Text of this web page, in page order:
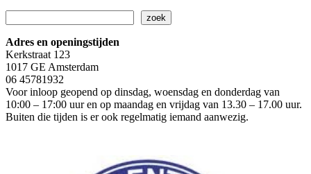
zoek
Adres en openingstijden
Kerkstraat 123
1017 GE Amsterdam
06 45781932
Voor inloop geopend op dinsdag, woensdag en donderdag van
10:00 – 17:00 uur en op maandag en vrijdag van 13.30 – 17.00 uur.
Buiten die tijden is er ook regelmatig iemand aanwezig.